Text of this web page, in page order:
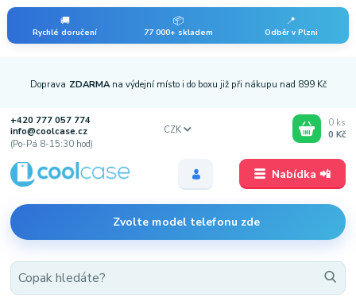
🚚
Rychlé doručení
📦
77 000+ skladem
📍
Odběr v Plzni
Nabídka 📲
Doprava ZDARMA na výdejní místo i do boxu již při nákupu nad 899 Kč
+420 777 057 774
info@coolcase.cz
(Po-Pá 8-15:30 hod)
Zvolte model telefonu zde
CZK
0 ks
0 Kč